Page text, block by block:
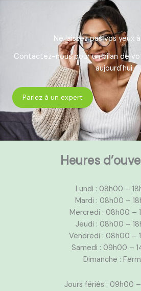
Ne laissez pas vos yeux
Contactez-nous pour un bilan de
aujourd'hui.
Parlez à un expert
Heures
Lundi : 08h00 –
Mardi : 08h00 –
Mercredi : 08h00 –
Jeudi : 08h00 –
Vendredi : 08h00 –
Samedi : 09h00 –
Dimanche :
Jours fériés : 09h00